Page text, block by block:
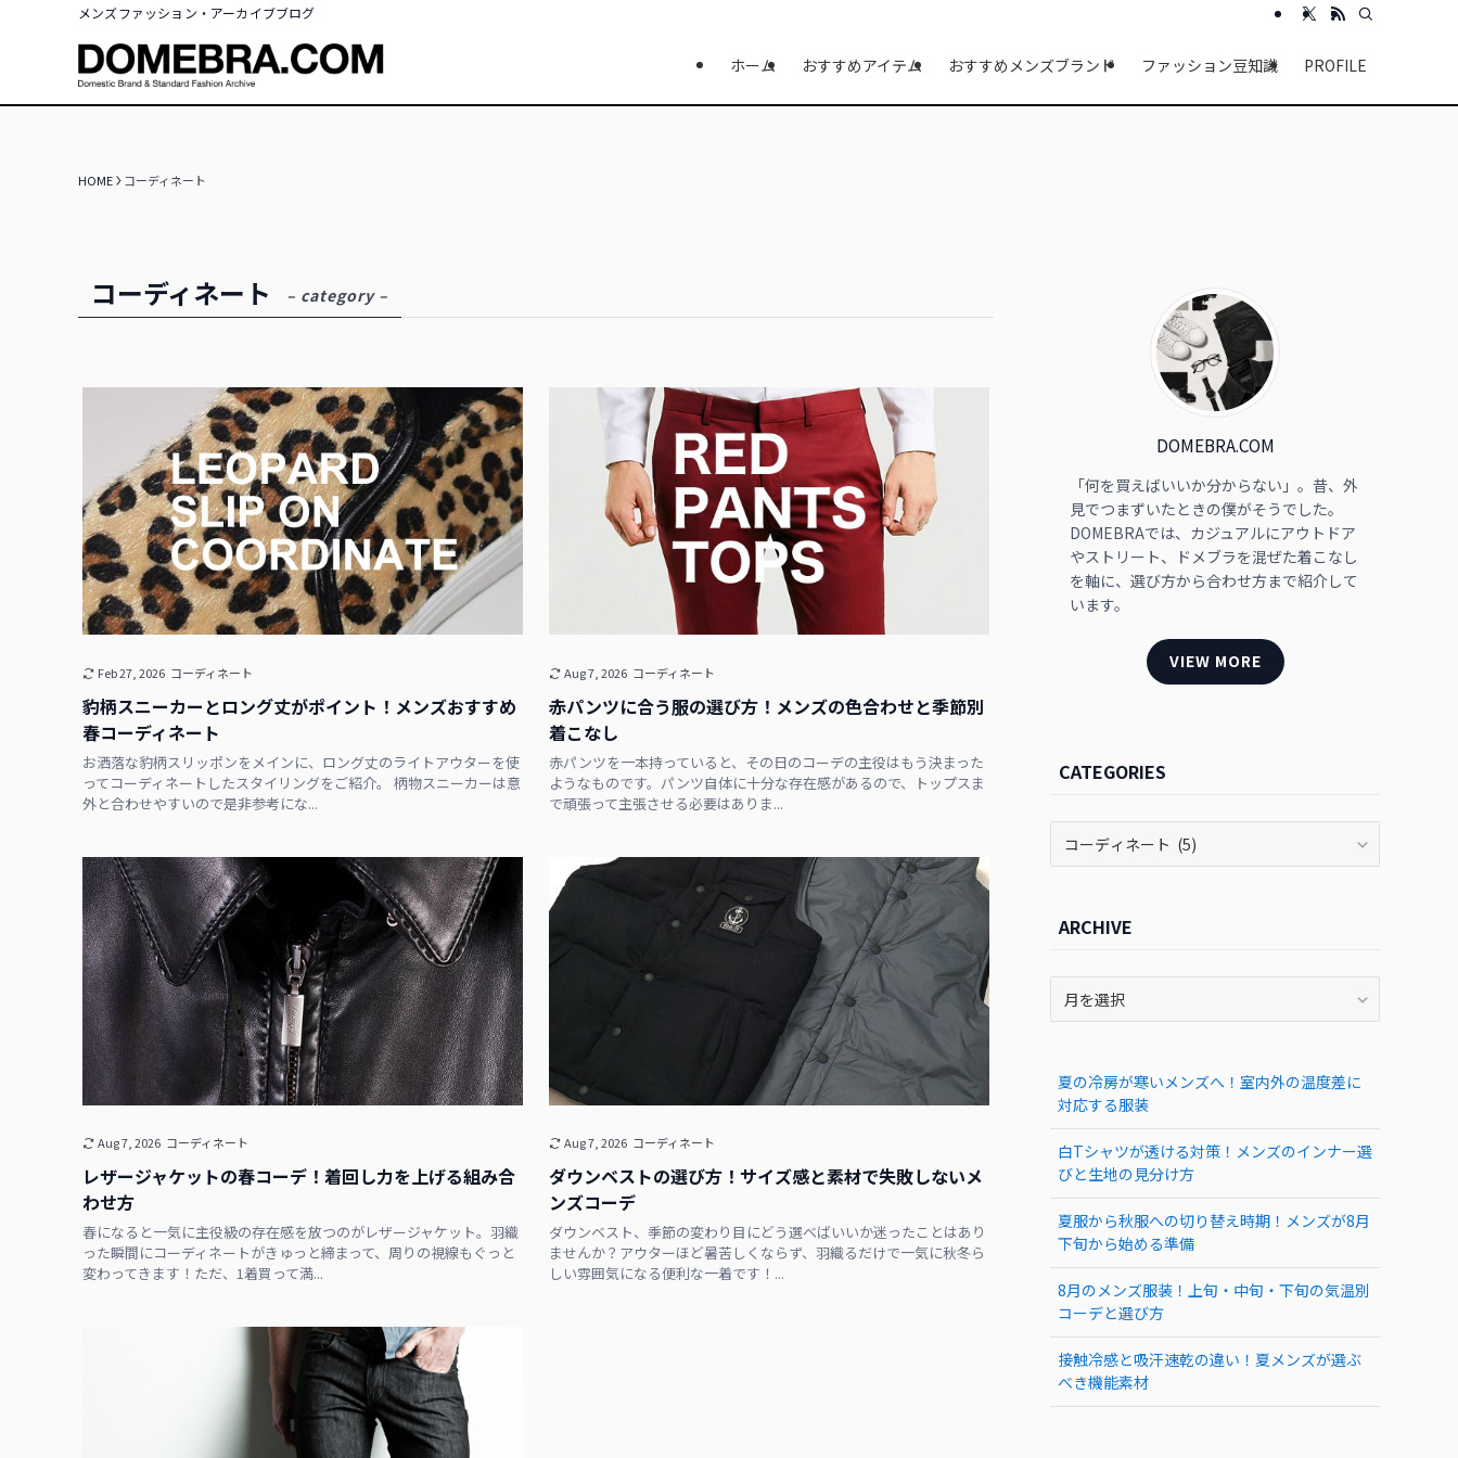
メンズファッション・アーカイブブログ
ホーム おすすめアイテム おすすめメンズブランド ファッション豆知識 PROFILE
HOME コーディネート
コーディネート – category –
豹柄スニーカーとロング丈がポイント！メンズおすすめ
春コーディネート
お洒落な豹柄スリッポンをメインに、ロング丈のライトアウターを使
ってコーディネートしたスタイリングをご紹介。 柄物スニーカーは意
外と合わせやすいので是非参考にな...
Feb 27, 2026 コーディネート
赤パンツに合う服の選び方！メンズの色合わせと季節別
着こなし
赤パンツを一本持っていると、その日のコーデの主役はもう決まった
ようなものです。パンツ自体に十分な存在感があるので、トップスま
で頑張って主張させる必要はありま...
Aug 7, 2026 コーディネート
レザージャケットの春コーデ！着回し力を上げる組み合
わせ方
春になると一気に主役級の存在感を放つのがレザージャケット。羽織
った瞬間にコーディネートがきゅっと締まって、周りの視線もぐっと
変わってきます！ただ、1着買って満...
Aug 7, 2026 コーディネート
ダウンベストの選び方！サイズ感と素材で失敗しないメ
ンズコーデ
ダウンベスト、季節の変わり目にどう選べばいいか迷ったことはあり
ませんか？アウターほど暑苦しくならず、羽織るだけで一気に秋冬ら
しい雰囲気になる便利な一着です！...
Aug 7, 2026 コーディネート
DOMEBRA.COM
「何を買えばいいか分からない」。昔、外
見でつまずいたときの僕がそうでした。
DOMEBRAでは、カジュアルにアウトドア
やストリート、ドメブラを混ぜた着こなし
を軸に、選び方から合わせ方まで紹介して
います。
VIEW MORE
CATEGORIES
ARCHIVE
夏の冷房が寒いメンズへ！室内外の温度差に
対応する服装
白Tシャツが透ける対策！メンズのインナー選
びと生地の見分け方
夏服から秋服への切り替え時期！メンズが8月
下旬から始める準備
8月のメンズ服装！上旬・中旬・下旬の気温別
コーデと選び方
接触冷感と吸汗速乾の違い！夏メンズが選ぶ
べき機能素材